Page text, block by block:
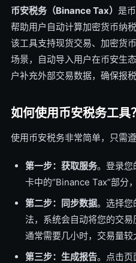
币安税务（Binance Tax） 是
帮助用户自动计算加密货币纳
该工具支持现货交易、加密货
场景，自动导入用户在币安生
户补充外部交易数据，确保报
如何使用币安税务工具？
使用币安税务非常简单，只需
第一步：获取服务。登录您
卡中的“Binance Tax”部分
第二步：同步数据。选择您
法，系统会自动将您的交
通常需要几小时，交易量较
第三步：生成报告。点击页